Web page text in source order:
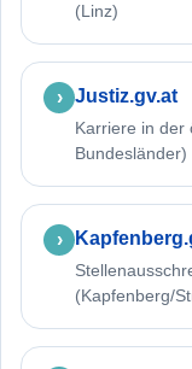
(Linz)
Justiz.gv.at
Karriere in der
Bundesländer)
(Kapfenberg/